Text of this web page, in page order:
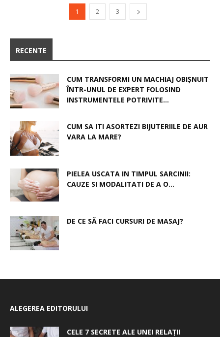
1 2 3
RECENTE
CUM TRANSFORMI UN MACHIAJ OBIȘNUIT
ÎNTR-UNUL DE EXPERT FOLOSIND
INSTRUMENTELE POTRIVITE...
CUM SA ITI ASORTEZI BIJUTERIILE DE AUR
VARA LA MARE?
PIELEA USCATA IN TIMPUL SARCINII:
CAUZE SI MODALITATI DE A O...
DE CE SĂ FACI CURSURI DE MASAJ?
ALEGEREA EDITORULUI
CELE 7 SECRETE ALE UNEI RELAȚII